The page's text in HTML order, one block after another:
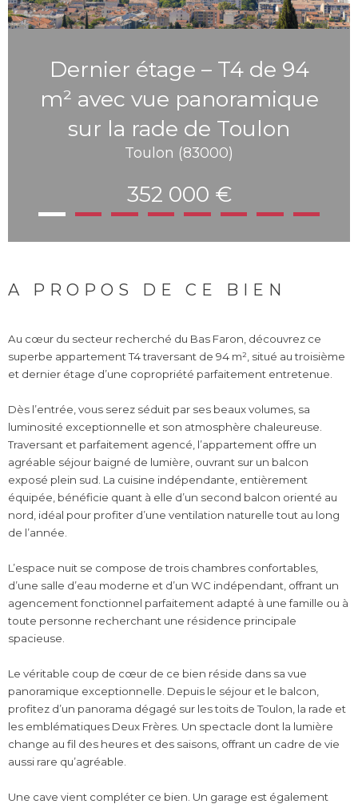
Dernier étage – T4 de 94
m² avec vue panoramique
sur la rade de Toulon
Toulon (83000)
352 000 €
A PROPOS DE CE BIEN
Au cœur du secteur recherché du Bas Faron, découvrez ce
superbe appartement T4 traversant de 94 m², situé au troisième
et dernier étage d’une copropriété parfaitement entretenue.
Dès l’entrée, vous serez séduit par ses beaux volumes, sa
luminosité exceptionnelle et son atmosphère chaleureuse.
Traversant et parfaitement agencé, l’appartement offre un
agréable séjour baigné de lumière, ouvrant sur un balcon
exposé plein sud. La cuisine indépendante, entièrement
équipée, bénéficie quant à elle d’un second balcon orienté au
nord, idéal pour profiter d’une ventilation naturelle tout au long
de l’année.
L’espace nuit se compose de trois chambres confortables,
d’une salle d’eau moderne et d’un WC indépendant, offrant un
agencement fonctionnel parfaitement adapté à une famille ou à
toute personne recherchant une résidence principale
spacieuse.
Le véritable coup de cœur de ce bien réside dans sa vue
panoramique exceptionnelle. Depuis le séjour et le balcon,
profitez d’un panorama dégagé sur les toits de Toulon, la rade et
les emblématiques Deux Frères. Un spectacle dont la lumière
change au fil des heures et des saisons, offrant un cadre de vie
aussi rare qu’agréable.
Une cave vient compléter ce bien. Un garage est également